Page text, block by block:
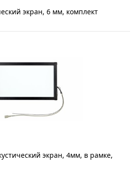
экран, 6 мм, комплект
экран, 4мм, в рамке,